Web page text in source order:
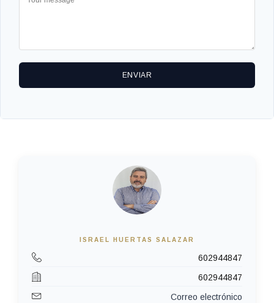
ENVIAR
ISRAEL HUERTAS SALAZAR
602944847
602944847
Correo electrónico